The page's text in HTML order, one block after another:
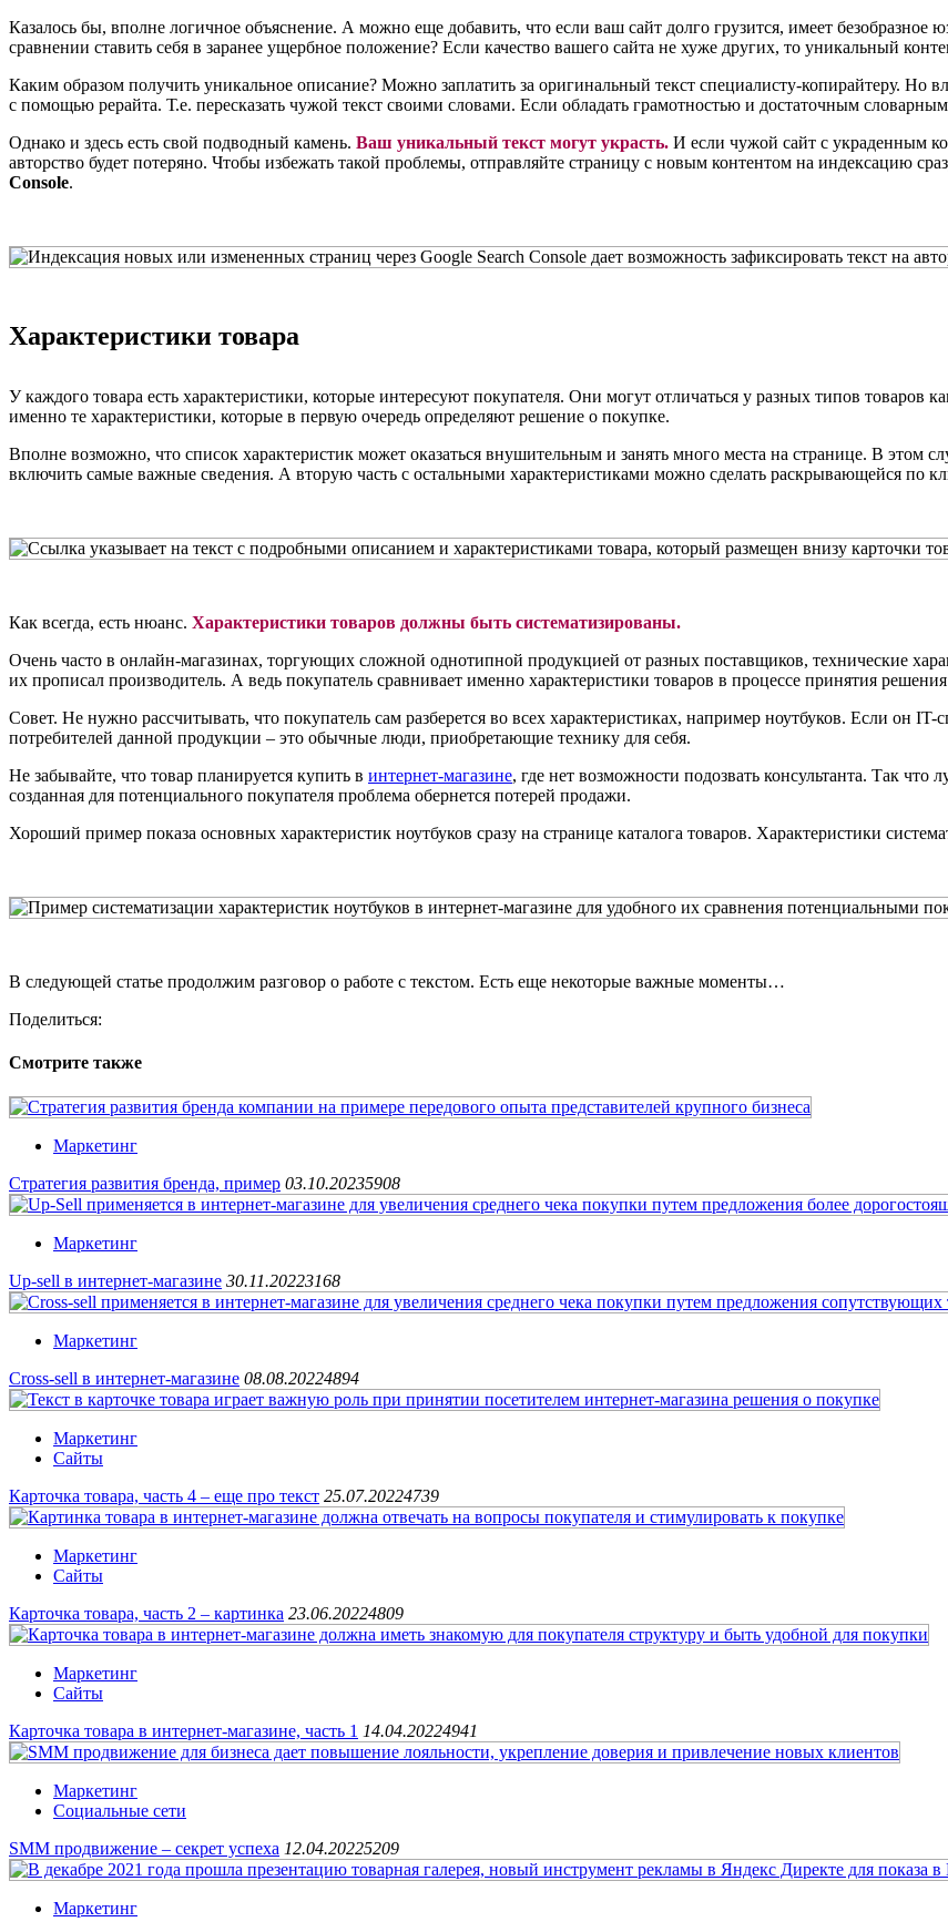
Казалось бы, вполне логичное объяснение. А можно еще добавить, что если ваш сайт долго грузится, имеет безобразное
сравнении ставить себя в заранее ущербное положение? Если качество вашего сайта не хуже других, то уникальный
Каким образом получить уникальное описание? Можно заплатить за оригинальный текст специалисту-копирайтеру. Но
с помощью рерайта. Т.е. пересказать чужой текст своими словами. Если обладать грамотностью и достаточным словарным
Однако и здесь есть свой подводный камень. Ваш уникальный текст могут украсть. И если чужой сайт с украденным
авторство будет потеряно. Чтобы избежать такой проблемы, отправляйте страницу с новым контентом на индексацию
Console.
Характеристики товара
У каждого товара есть характеристики, которые интересуют покупателя. Они могут отличаться у разных типов товаров
именно те характеристики, которые в первую очередь определяют решение о покупке.
Вполне возможно, что список характеристик может оказаться внушительным и занять много места на странице. В этом
включить самые важные сведения. А вторую часть с остальными характеристиками можно сделать раскрывающейся по
Как всегда, есть нюанс. Характеристики товаров должны быть систематизированы.
Очень часто в онлайн-магазинах, торгующих сложной однотипной продукцией от разных поставщиков, технические
их прописал производитель. А ведь покупатель сравнивает именно характеристики товаров в процессе принятия
Совет. Не нужно рассчитывать, что покупатель сам разберется во всех характеристиках, например ноутбуков. Если он
потребителей данной продукции – это обычные люди, приобретающие технику для себя.
Не забывайте, что товар планируется купить в интернет-магазине, где нет возможности подозвать консультанта. Так
созданная для потенциального покупателя проблема обернется потерей продажи.
Хороший пример показа основных характеристик ноутбуков сразу на странице каталога товаров. Характеристики
В следующей статье продолжим разговор о работе с текстом. Есть еще некоторые важные моменты…
Поделиться:
Смотрите также
Маркетинг
Стратегия развития бренда, пример 03.10.20235908
Маркетинг
Up-sell в интернет-магазине 30.11.20223168
Маркетинг
Cross-sell в интернет-магазине 08.08.20224894
Маркетинг
Сайты
Карточка товара, часть 4 – еще про текст 25.07.20224739
Маркетинг
Сайты
Карточка товара, часть 2 – картинка 23.06.20224809
Маркетинг
Сайты
Карточка товара в интернет-магазине, часть 1 14.04.20224941
Маркетинг
Социальные сети
SMM продвижение – секрет успеха 12.04.20225209
Маркетинг